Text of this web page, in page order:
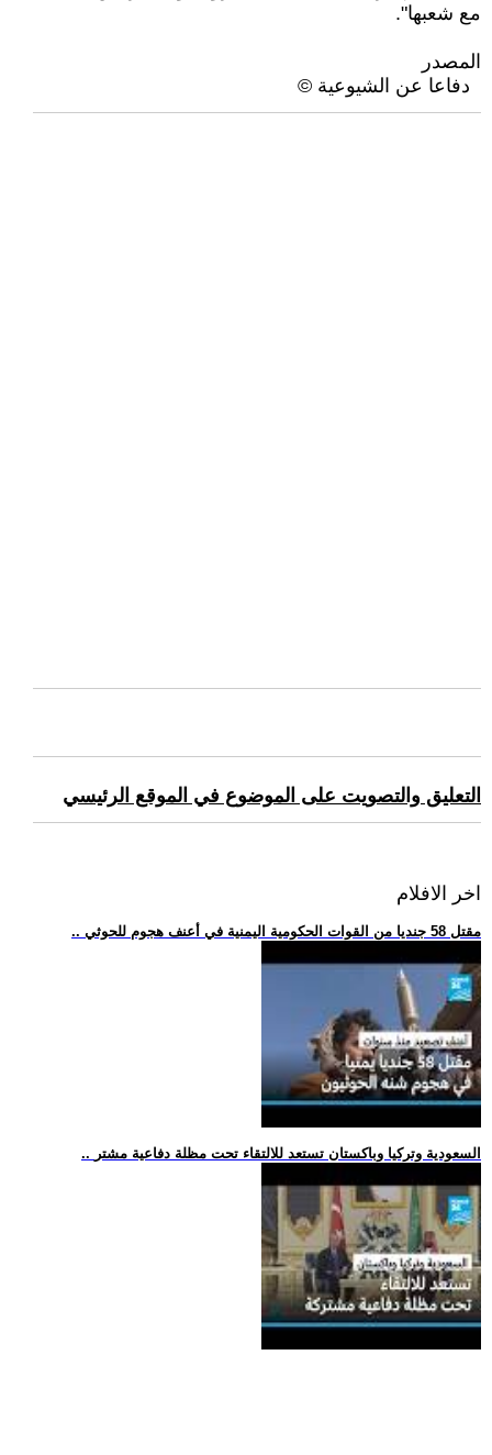
مع شعبها".
المصدر
دفاعا عن الشيوعية ©
التعليق والتصويت على الموضوع في الموقع الرئيسي
اخر الافلام
.. مقتل 58 جنديا من القوات الحكومية اليمنية في أعنف هجوم للحوثي
.. السعودية وتركيا وباكستان تستعد للالتقاء تحت مظلة دفاعية مشتر